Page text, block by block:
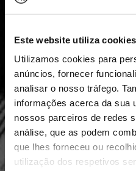
Este website utiliza cookies
Utilizamos cookies para
anúncios, fornecer
analisar o nosso tráfego.
informações acerca da sua
nossos parceiros de redes
análise, que as podem
que lhes forneceu ou
utilização dos respetivos